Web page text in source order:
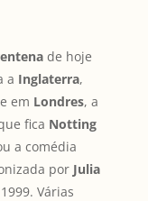
de hoje
a Inglaterra,
em Londres, a
fica Notting
a comédia
porJulia
Várias